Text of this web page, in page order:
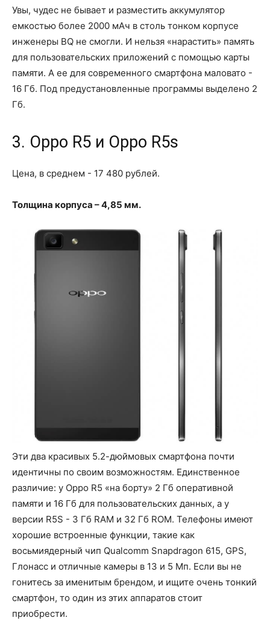
Увы, чудес не бывает и разместить аккумулятор
емкостью более 2000 мАч в столь тонком корпусе
инженеры BQ не смогли. И нельзя «нарастить» память
для пользовательских приложений с помощью карты
памяти. А ее для современного смартфона маловато -
16 Гб. Под предустановленные программы выделено 2
Гб.
3. Oppo R5 и Oppo R5s
Цена, в среднем - 17 480 рублей.
Толщина корпуса – 4,85 мм.
Эти два красивых 5.2-дюймовых смартфона почти
идентичны по своим возможностям. Единственное
различие: у Oppo R5 «на борту» 2 Гб оперативной
памяти и 16 Гб для пользовательских данных, а у
версии R5S - 3 Гб RAM и 32 Гб ROM. Телефоны имеют
хорошие встроенные функции, такие как
восьмиядерный чип Qualcomm Snapdragon 615, GPS,
Глонасс и отличные камеры в 13 и 5 Мп. Если вы не
гонитесь за именитым брендом, и ищите очень тонкий
смартфон, то один из этих аппаратов стоит
приобрести.